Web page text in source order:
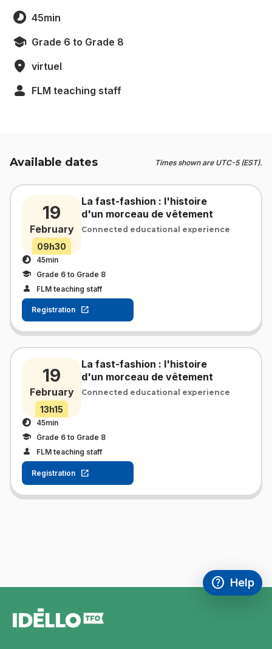
45min
Grade 6 to Grade 8
virtuel
FLM teaching staff
Available dates Times shown are UTC-5 (EST).
19
February
09h30
La fast-fashion : l'histoire
d'un morceau de vêtement
Connected educational experience
45min
Grade 6 to Grade 8
FLM teaching staff
Registration
19
February
13h15
La fast-fashion : l'histoire
d'un morceau de vêtement
Connected educational experience
45min
Grade 6 to Grade 8
FLM teaching staff
Registration
help
Access
Help
,This link